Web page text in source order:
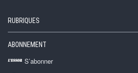
RUBRIQUES
ABONNEMENT
S’abonner